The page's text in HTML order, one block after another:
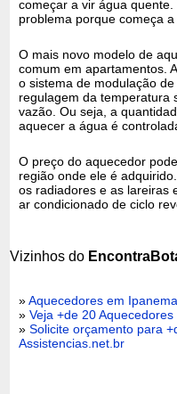
começar a vir água
problema porque começa
O mais novo modelo de
comum em apartamentos.
o sistema de modulação
regulagem da temperatura
vazão. Ou seja, a
aquecer a água é
O preço do aquecedor
região onde ele é
os radiadores e as lareiras
ar condicionado de ciclo
Vizinhos do
»Aquecedores em Ipanema
»Veja +de 20
»Solicite orçamento para
Assistencias.net.br